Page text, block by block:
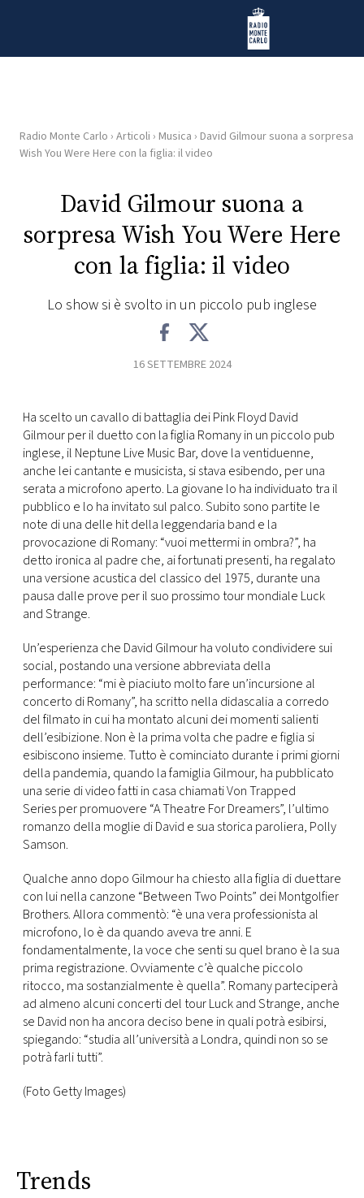
Radio Monte Carlo
HOME
RADIO
WEB
RADIO
PLAYLIST
CONCORSI
EVENTI
VIDEO
TV
DI
MONACO
RMC
CONSIGLIA
Radio Monte Carlo › Articoli › Musica › David Gilmour suona a sorpresa
Wish You Were Here con la figlia: il video
David Gilmour suona a
sorpresa Wish You Were Here
con la figlia: il video
Lo show si è svolto in un piccolo pub inglese
16 SETTEMBRE 2024
Ha scelto un cavallo di battaglia dei Pink Floyd David
Gilmour per il duetto con la figlia Romany in un piccolo pub
inglese, il Neptune Live Music Bar, dove la ventiduenne,
anche lei cantante e musicista, si stava esibendo, per una
serata a microfono aperto. La giovane lo ha individuato tra il
pubblico e lo ha invitato sul palco. Subito sono partite le
note di una delle hit della leggendaria band e la
provocazione di Romany: “vuoi mettermi in ombra?”, ha
detto ironica al padre che, ai fortunati presenti, ha regalato
una versione acustica del classico del 1975, durante una
pausa dalle prove per il suo prossimo tour mondiale Luck
and Strange.
Un’esperienza che David Gilmour ha voluto condividere sui
social, postando una versione abbreviata della
performance: “mi è piaciuto molto fare un’incursione al
concerto di Romany”, ha scritto nella didascalia a corredo
del filmato in cui ha montato alcuni dei momenti salienti
dell’esibizione. Non è la prima volta che padre e figlia si
esibiscono insieme. Tutto è cominciato durante i primi giorni
della pandemia, quando la famiglia Gilmour, ha pubblicato
una serie di video fatti in casa chiamati Von Trapped
Series per promuovere “A Theatre For Dreamers”, l’ultimo
romanzo della moglie di David e sua storica paroliera, Polly
Samson.
Qualche anno dopo Gilmour ha chiesto alla figlia di duettare
con lui nella canzone “Between Two Points” dei Montgolfier
Brothers. Allora commentò: “è una vera professionista al
microfono, lo è da quando aveva tre anni. E
fondamentalmente, la voce che senti su quel brano è la sua
prima registrazione. Ovviamente c’è qualche piccolo
ritocco, ma sostanzialmente è quella”. Romany parteciperà
ad almeno alcuni concerti del tour Luck and Strange, anche
se David non ha ancora deciso bene in quali potrà esibirsi,
spiegando: “studia all’università a Londra, quindi non so se
potrà farli tutti”.
(Foto Getty Images)
Trends